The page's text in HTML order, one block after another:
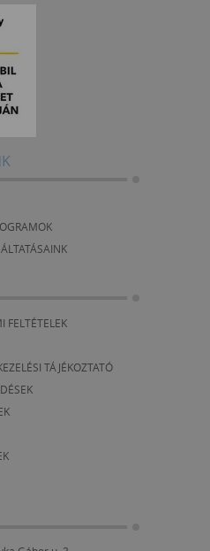
FELTÉTELEK
TÁJÉKOZTATÓ